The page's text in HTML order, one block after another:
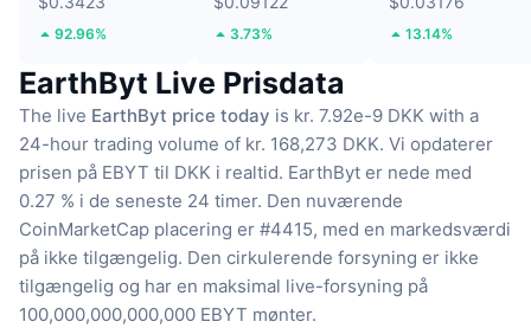
92.96% 3.73% 13.14%
EarthByt Live Prisdata
The live EarthByt price today is kr. 7.92e-9 DKK with a
24-hour trading volume of kr. 168,273 DKK. Vi opdaterer
prisen på EBYT til DKK i realtid. EarthByt er nede med
0.27 % i de seneste 24 timer. Den nuværende
CoinMarketCap placering er #4415, med en markedsværdi
på ikke tilgængelig. Den cirkulerende forsyning er ikke
tilgængelig og har en maksimal live-forsyning på
100,000,000,000,000 EBYT mønter.